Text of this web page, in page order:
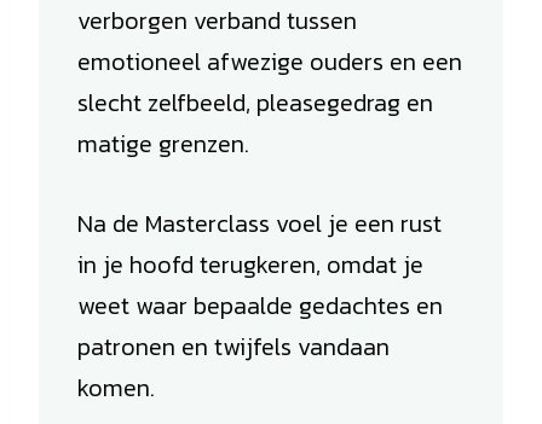
verborgen verband tussen
emotioneel afwezige ouders en een
slecht zelfbeeld, pleasegedrag en
matige grenzen.
Na de Masterclass voel je een rust
in je hoofd terugkeren, omdat je
weet waar bepaalde gedachtes en
patronen en twijfels vandaan
komen.